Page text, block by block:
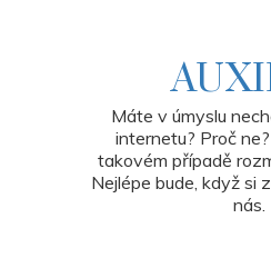
Máte v úmyslu
internetu? Proč
takovém případě
Nejlépe bude, když si
nás.